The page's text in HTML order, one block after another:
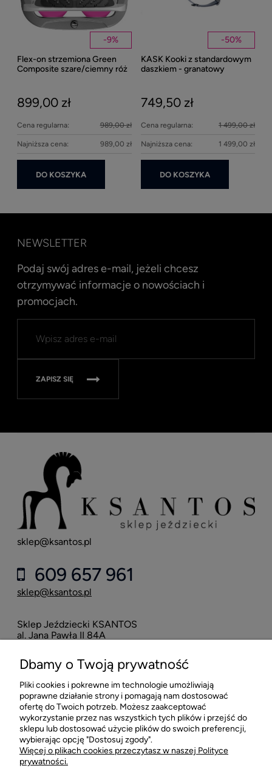
-9%
Flex-on strzemiona Green
Composite szare/ciemny róż
899,00 zł
Cena regularna: 989,00 zł
Najniższa cena: 989,00 zł
DO KOSZYKA
-50%
KASK Kooki z standardowym
daszkiem - granatowy
749,50 zł
Cena regularna: 1 499,00 zł
Najniższa cena: 1 499,00 zł
DO KOSZYKA
NEWSLETTER
Podaj swój adres e-mail, jeżeli chcesz
otrzymywać informacje o nowościach i
promocjach.
ZAPISZ SIĘ
sklep@ksantos.pl
609 657 961
sklep@ksantos.pl
Sklep Jeździecki KSANTOS
al. Jana Pawła II 84A
POMOC
MOJE KONTO
PŁATNOŚCI I DOSTAWA
Dbamy o Twoją prywatność
Pliki cookies i pokrewne im technologie umożliwiają
poprawne działanie strony i pomagają nam dostosować
ofertę do Twoich potrzeb. Możesz zaakceptować
wykorzystanie przez nas wszystkich tych plików i przejść do
sklepu lub dostosować użycie plików do swoich preferencji,
wybierając opcję "Dostosuj zgody".
Więcej o plikach cookies przeczytasz w naszej Polityce
prywatności.